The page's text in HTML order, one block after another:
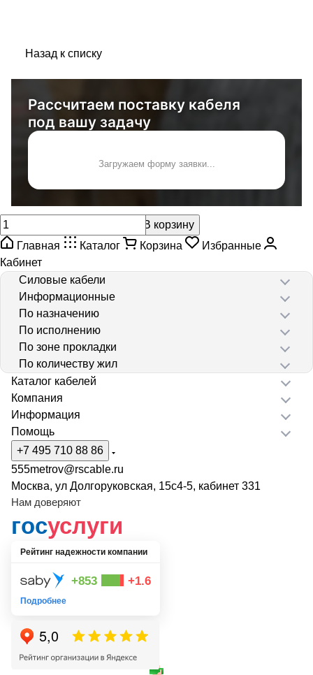
Назад к списку
Рассчитаем поставку кабеля
под вашу задачу
Загружаем форму заявки...
В корзину
Главная
Каталог Корзина
Избранные
Кабинет
Силовые кабели
Информационные
По назначению
По исполнению
По зоне прокладки
По количеству жил
Каталог кабелей
Компания
Информация
Помощь
+7 495 710 88 86
555metrov@rscable.ru
Москва, ул Долгоруковская, 15с4-5, кабинет 331
Нам доверяют
госуслуги
Рейтинг надежности компании
+853 +1.6
Подробнее